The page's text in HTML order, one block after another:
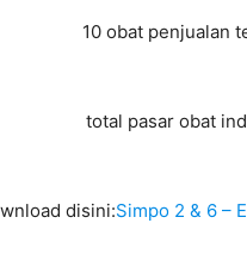
disini:Simpo 2 & 6 –